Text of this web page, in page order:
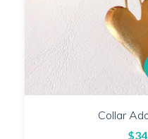
Collar